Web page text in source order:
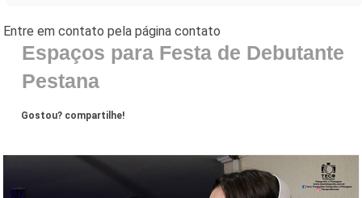
Espaços para Festa de Debutante
Pestana
Gostou? compartilhe!